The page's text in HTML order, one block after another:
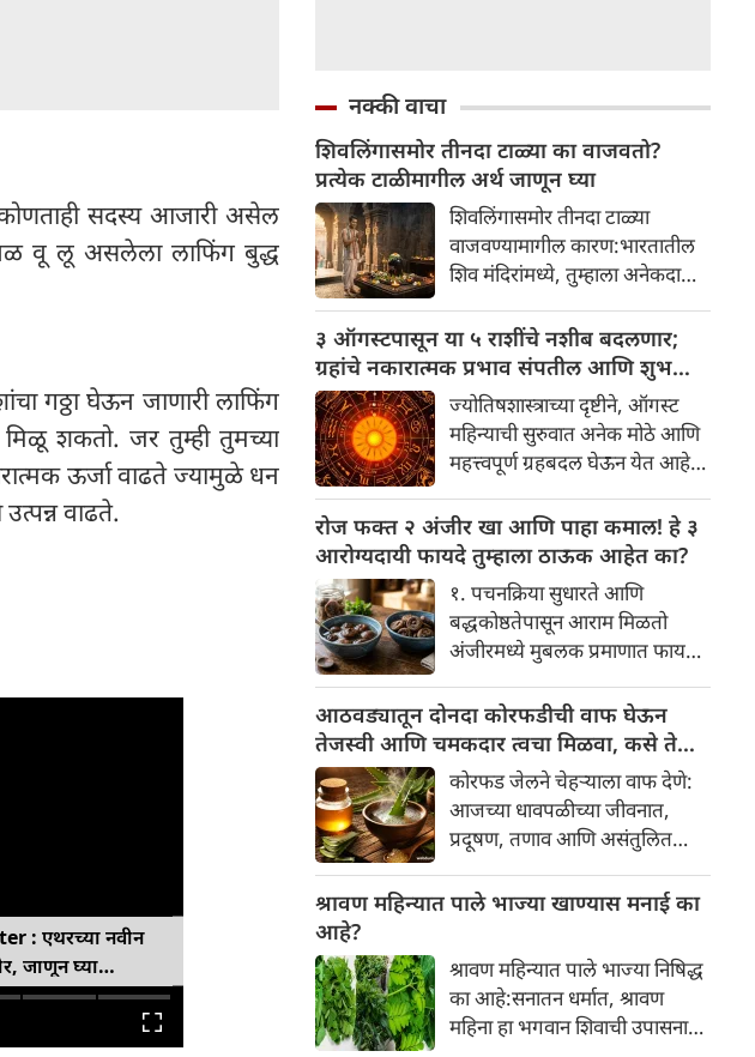
सदस्य आजारी असेल
वू लू असलेला लाफिंग बुद्ध
गठ्ठा घेऊन जाणारी लाफिंग
मिळू शकतो. जर तुम्ही तुमच्या
ऊर्जा वाढते ज्यामुळे धन
वाढते.
नवीन
जाणून घ्या
नक्की वाचा
शिवलिंगासमोर तीनदा टाळ्या का वाजवतो?
प्रत्येक टाळीमागील अर्थ जाणून घ्या
शिवलिंगासमोर तीनदा टाळ्या
वाजवण्यामागील कारण:भारतातील
शिव मंदिरांमध्ये, तुम्हाला अनेकदा
वाजवताना दिसतील. ही एक सामान्य
प्रथा आहे, पण तुम्ही कधी विचार
केला आहे का की यामागे काय रहस्य
आहे आणि प्रत्येक टाळीचा अर्थ काय
आहे? हा केवळ एक विधी नाही, तर
यामागे खोलवर रुजलेल्या पौराणिक
श्रद्धा, आध्यात्मिक अर्थ आणि काही
वैज्ञानिक तर्कदेखील आहेत. चला, या
अनोख्या परंपरेमागील अर्थ
सविस्तरपणे समजून घेऊया.
३ ऑगस्टपासून या ५ राशींचे नशीब बदलणार;
ग्रहांचे नकारात्मक प्रभाव संपतील आणि शुभ
दिवसांची सुरुवात होईलज्योतिषशास्त्राच्या दृष्टीने, ऑगस्ट
महिन्याची सुरुवात अनेक मोठे आणि
महत्त्वपूर्ण ग्रहबदल घेऊन येत आहे.
हालचाल अनेक राशींच्या जीवनात
सकारात्मक बदल घडवून आणणार
आहे. विशेषतः ३ ऑगस्ट रोजी एक
अत्यंत दुर्मिळ आणि फलदायी
ग्रहस्थिती (संयोग) तयार होत आहे.
या दिवशी तयार होणारे शुभ योग,
ग्रहांची स्थिती आणि या गोचरमुळे
ज्यांचे नशीब उजळणार आहे अशा
भाग्यवान राशींबद्दल आपण जाणून
घेऊया!
रोज फक्त २ अंजीर खा आणि पाहा कमाल! हे ३
आरोग्यदायी फायदे तुम्हाला ठाऊक आहेत का?
१. पचनक्रिया सुधारते आणि
बद्धकोष्ठतेपासून आराम मिळतो
अंजीरमध्ये मुबलक प्रमाणात फायबर
बद्धकोष्ठता, गॅस किंवा अपचनाचा
त्रास होत असेल, तर अंजीर
तुमच्यासाठी वरदान ठरू शकते. हे
आतड्यांची स्वच्छता ठेवण्यास मदत
करते. पचनसंस्था मजबूत करून पोट
साफ होण्यास मदत करते.
आठवड्यातून दोनदा कोरफडीची वाफ घेऊन
तेजस्वी आणि चमकदार त्वचा मिळवा, कसे ते
जाणून घ्या
कोरफड जेलने चेहऱ्याला वाफ देणे:
आजच्या धावपळीच्या जीवनात,
प्रदूषण, तणाव आणि असंतुलित
नकारात्मक परिणाम होऊ शकतो.
होते, ज्यामुळे निस्तेजपणा, मुरुमे
आणि ब्लॅकहेड्स यांसारख्या समस्या
निर्माण होतात.
श्रावण महिन्यात पाले भाज्या खाण्यास मनाई का
आहे?
श्रावण महिन्यात पाले भाज्या निषिद्ध
का आहे:सनातन धर्मात, श्रावण
महिना हा भगवान शिवाची उपासना